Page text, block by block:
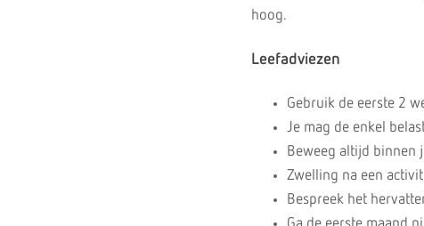
hoog.
Leefadviezen
Gebruik de eerste 2
Je mag de enkel
Beweeg altijd binnen
Zwelling na een
Bespreek het